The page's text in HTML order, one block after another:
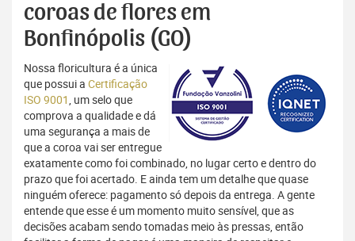
coroas de flores em
Bonfinópolis (GO)
Nossa floricultura é a única
que possui a Certificação
ISO 9001, um selo que
comprova a qualidade e dá
uma segurança a mais de
que a coroa vai ser entregue
exatamente como foi combinado, no lugar certo e dentro do
prazo que foi acertado. E ainda tem um detalhe que quase
ninguém oferece: pagamento só depois da entrega. A gente
entende que esse é um momento muito sensível, que as
decisões acabam sendo tomadas meio às pressas, então